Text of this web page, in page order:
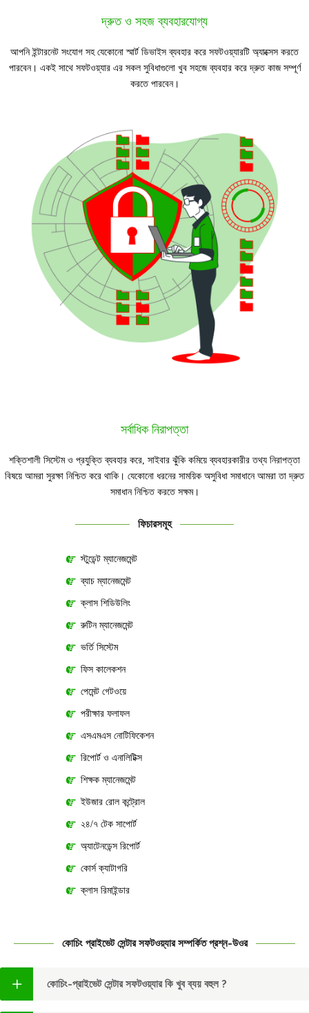
দ্রুত ও সহজ ব্যবহারযোগ্য
আপনি ইন্টারনেট সংযোগ সহ যেকোনো স্মার্ট ডিভাইস ব্যবহার করে সফটওয়্যারটি অ্যাক্সেস করতে
পারবেন। একই সাথে সফটওয়্যার এর সকল সুবিধাগুলো খুব সহজে ব্যবহার করে দ্রুত কাজ সম্পূর্ণ
করতে পারবেন।
সর্বাধিক নিরাপত্তা
শক্তিশালী সিস্টেম ও প্রযুক্তি ব্যবহার করে, সাইবার ঝুঁকি কমিয়ে ব্যবহারকারীর তথ্য নিরাপত্তা
বিষয়ে আমরা সুরক্ষা নিশ্চিত করে থাকি। যেকোনো ধরনের সাময়িক অসুবিধা সমাধানে আমরা তা দ্রুত
সমাধান নিশ্চিত করতে সক্ষম।
ফিচারসমূহ
স্টুডেন্ট ম্যানেজমেন্ট
ব্যাচ ম্যানেজমেন্ট
ক্লাস শিডিউলিং
রুটিন ম্যানেজমেন্ট
ভর্তি সিস্টেম
ফিস কালেকশন
পেমেন্ট গেটওয়ে
পরীক্ষার ফলাফল
এসএমএস নোটিফিকেশন
রিপোর্ট ও এনালিটিক্স
শিক্ষক ম্যানেজমেন্ট
ইউজার রোল কন্ট্রোল
২৪/৭ টেক সাপোর্ট
অ্যাটেনডেন্স রিপোর্ট
কোর্স ক্যাটাগরি
ক্লাস রিমাইন্ডার
কোচিং প্রাইভেট সেন্টার সফটওয়্যার সম্পর্কিত প্রশ্ন-উওর
কোচিং-প্রাইভেট সেন্টার সফটওয়্যার কি খুব ব্যয় বহুল ?